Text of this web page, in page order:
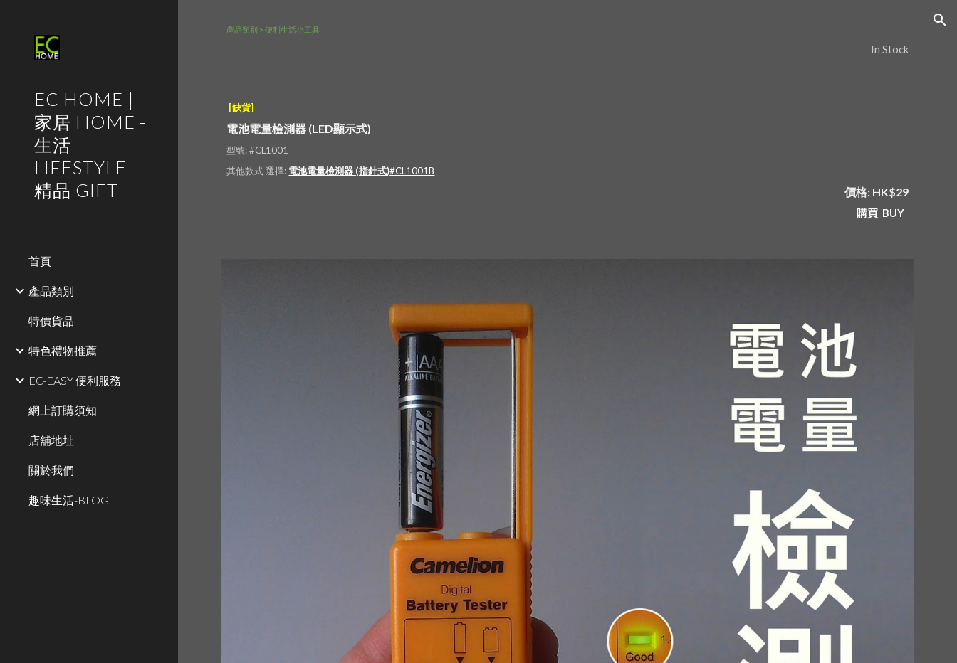
Skip to main content
EC HOME |
家居 HOME -
生活
LIFESTYLE -
精品 GIFT
首頁
產品類別
特價貨品
特色禮物推薦
EC-EASY 便利服務
網上訂購須知
店舖地址
關於我們
趣味生活-BLOG
產品類別 > 便利生活小工具
In Stock
[缺貨]
電池電量檢測器 (LED顯示式)
型號: #CL1001
其他款式 選擇: 電池電量檢測器 (指針式)#CL1001B
價格: HK$29
購買  BUY